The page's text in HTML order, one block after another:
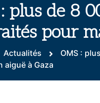
plus de 8
pour
Actualités
OMS :
aiguë à Gaza